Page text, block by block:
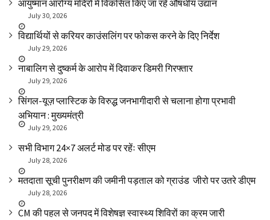
आयुष्मान आरोग्य मंदिरों में विकसित किए जा रहे औषधीय उद्यान
July 30, 2026
विद्यार्थियों से करियर काउंसलिंग पर फोकस करने के दिए निर्देश
July 29, 2026
नाबालिग से दुष्कर्म के आरोप में दिवाकर डिमरी गिरफ्तार
July 29, 2026
सिंगल-यूज़ प्लास्टिक के विरुद्ध जनभागीदारी से चलाना होगा प्रभावी
अभियान : मुख्यमंत्री
July 29, 2026
सभी विभाग 24×7 अलर्ट मोड पर रहेंः सीएम
July 28, 2026
मतदाता सूची पुनरीक्षण की जमीनी पड़ताल को ग्राउंड जीरो पर उतरे डीएम
July 28, 2026
CM की पहल से जनपद में विशेषज्ञ स्वास्थ्य शिविरों का क्रम जारी